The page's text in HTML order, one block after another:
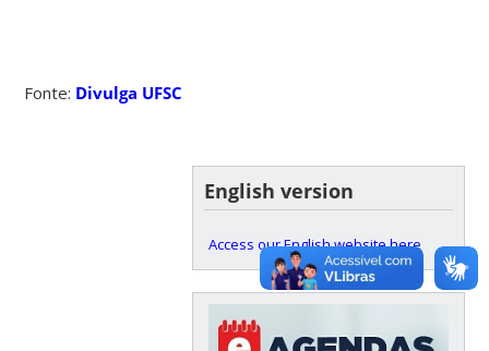
Fonte: Divulga UFSC
English version
Access our English website here